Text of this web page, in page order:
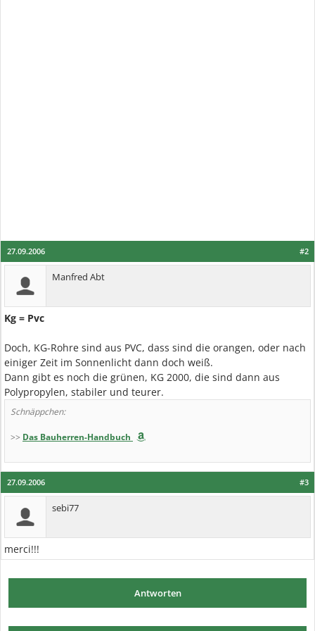
#2
27.09.2006
Manfred Abt
Kg = Pvc
Doch, KG-Rohre sind aus PVC, dass sind die orangen, oder nach
einiger Zeit im Sonnenlicht dann doch weiß.
Dann gibt es noch die grünen, KG 2000, die sind dann aus
Polypropylen, stabiler und teurer.
Schnäppchen:
>> Das Bauherren-Handbuch
#3
27.09.2006
sebi77
merci!!!
Antworten